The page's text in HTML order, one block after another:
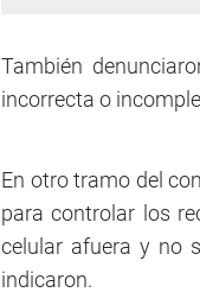
También
incorrecta o
En otro tramo del
para controlar los
celular afuera y no
indicaron.